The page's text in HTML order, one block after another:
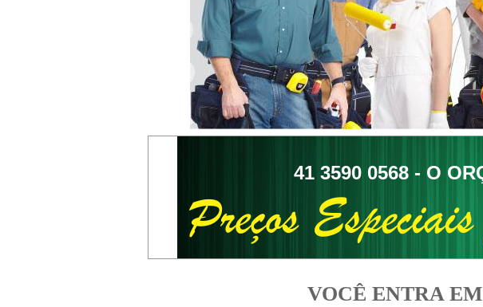
41 3590 0568 - O
VOCÊ ENTRA